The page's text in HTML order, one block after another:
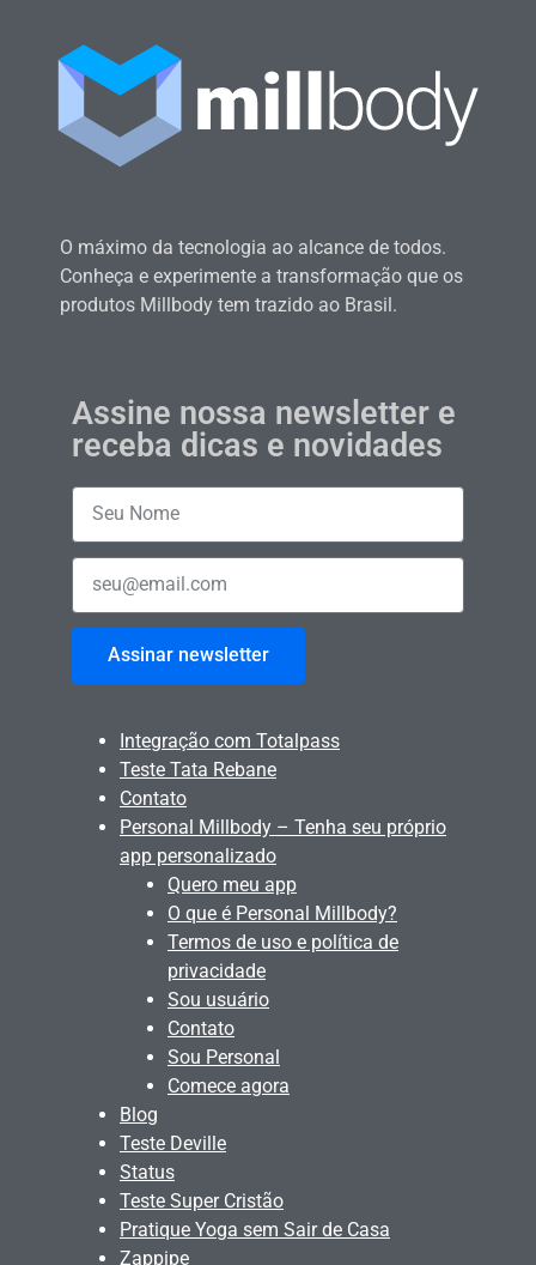
O máximo da tecnologia ao alcance de todos.
Conheça e experimente a transformação que os
produtos Millbody tem trazido ao Brasil.
Assine nossa newsletter e
receba dicas e novidades
Assinar newsletter
Integração com Totalpass
Teste Tata Rebane
Contato
Personal Millbody – Tenha seu próprio
app personalizado
Quero meu app
O que é Personal Millbody?
Termos de uso e política de
privacidade
Sou usuário
Contato
Sou Personal
Comece agora
Blog
Teste Deville
Status
Teste Super Cristão
Pratique Yoga sem Sair de Casa
Zappipe